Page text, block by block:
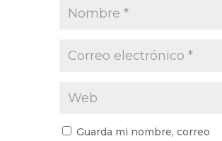
Guarda mi nombre, correo